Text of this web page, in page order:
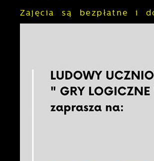
Zajęcia są bezpłatne i